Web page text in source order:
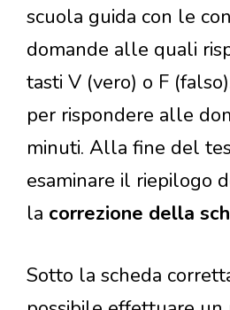
scuola guida con le
domande alle quali
tasti V (vero) o F
per rispondere alle
minuti. Alla fine del
esaminare il riepilogo
la correzione della
Sotto la scheda